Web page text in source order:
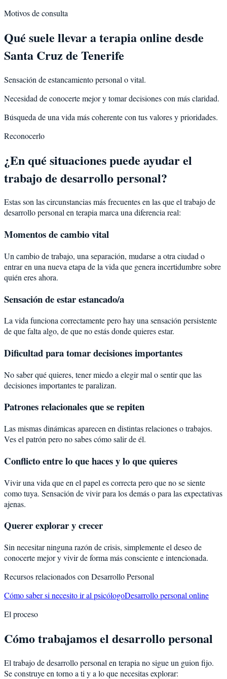
Motivos de consulta
Qué suele llevar a terapia online desde
Santa Cruz de Tenerife
Sensación de estancamiento personal o vital.
Necesidad de conocerte mejor y tomar decisiones con más claridad.
Búsqueda de una vida más coherente con tus valores y prioridades.
Reconocerlo
¿En qué situaciones puede ayudar el
trabajo de desarrollo personal?
Estas son las circunstancias más frecuentes en las que el trabajo de
desarrollo personal en terapia marca una diferencia real:
Momentos de cambio vital
Un cambio de trabajo, una separación, mudarse a otra ciudad o
entrar en una nueva etapa de la vida que genera incertidumbre sobre
quién eres ahora.
Sensación de estar estancado/a
La vida funciona correctamente pero hay una sensación persistente
de que falta algo, de que no estás donde quieres estar.
Dificultad para tomar decisiones importantes
No saber qué quieres, tener miedo a elegir mal o sentir que las
decisiones importantes te paralizan.
Patrones relacionales que se repiten
Las mismas dinámicas aparecen en distintas relaciones o trabajos.
Ves el patrón pero no sabes cómo salir de él.
Conflicto entre lo que haces y lo que quieres
Vivir una vida que en el papel es correcta pero que no se siente
como tuya. Sensación de vivir para los demás o para las expectativas
ajenas.
Querer explorar y crecer
Sin necesitar ninguna razón de crisis, simplemente el deseo de
conocerte mejor y vivir de forma más consciente e intencionada.
Recursos relacionados con Desarrollo Personal
Cómo saber si necesito ir al psicólogoDesarrollo personal online
El proceso
Cómo trabajamos el desarrollo personal
El trabajo de desarrollo personal en terapia no sigue un guion fijo.
Se construye en torno a ti y a lo que necesitas explorar: